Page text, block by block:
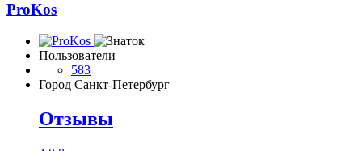
ProKos
Пользователи
583
Город Санкт-Петербург
Отзывы